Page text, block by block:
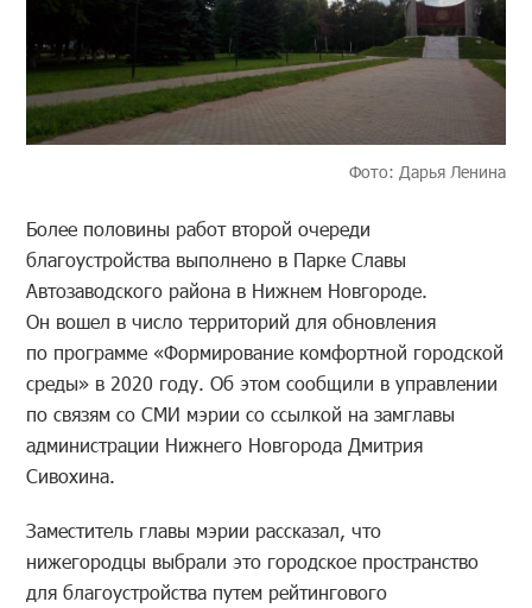
Фото: Дарья Ленина
Более половины работ второй очереди
благоустройства выполнено в Парке Славы
Автозаводского района в Нижнем Новгороде.
Он вошел в число территорий для обновления
по программе «Формирование комфортной городской
среды» в 2020 году. Об этом сообщили в управлении
по связям со СМИ мэрии со ссылкой на замглавы
администрации Нижнего Новгорода Дмитрия
Сивохина.
Заместитель главы мэрии рассказал, что
нижегородцы выбрали это городское пространство
для благоустройства путем рейтингового